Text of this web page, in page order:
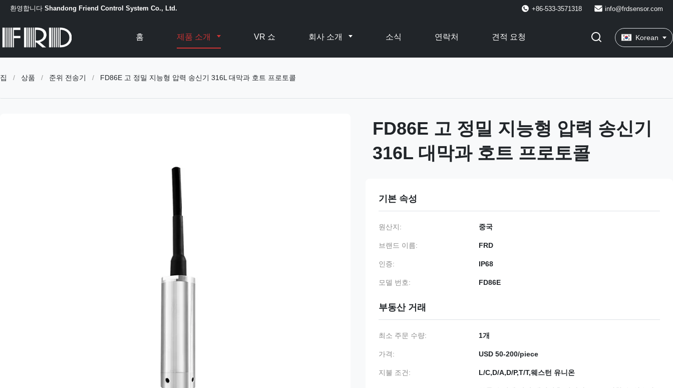
환영합니다 Shandong Friend Control System Co., Ltd. +86-533-3571318 info@frdsensor.com
홈 제품 소개 VR 쇼 회사 소개 소식 연락처 견적 요청 Korean
집 / 상품 / 준위 전송기 / FD86E 고 정밀 지능형 압력 송신기 316L 대막과 호트 프로토콜
FD86E 고 정밀 지능형 압력 송신기
316L 대막과 호트 프로토콜
기본 속성
원산지: 중국
브랜드 이름: FRD
인증: IP68
모델 번호: FD86E
부동산 거래
최소 주문 수량: 1개
가격: USD 50-200/piece
지불 조건: L/C,D/A,D/P,T/T,웨스턴 유니온